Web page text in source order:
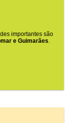
importantes são
e Guimarães.